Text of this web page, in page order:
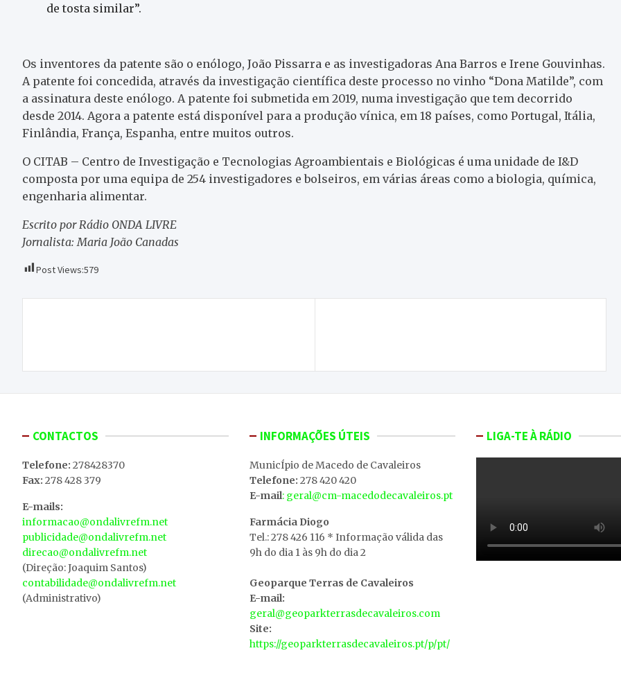
de tosta similar”.
Os inventores da patente são o enólogo, João Pissarra e as investigadoras Ana Barros e Irene Gouvinhas.
A patente foi concedida, através da investigação científica deste processo no vinho “Dona Matilde”, com
a assinatura deste enólogo. A patente foi submetida em 2019, numa investigação que tem decorrido
desde 2014. Agora a patente está disponível para a produção vínica, em 18 países, como Portugal, Itália,
Finlândia, França, Espanha, entre muitos outros.
O CITAB – Centro de Investigação e Tecnologias Agroambientais e Biológicas é uma unidade de I&D
composta por uma equipa de 254 investigadores e bolseiros, em várias áreas como a biologia, química,
engenharia alimentar.
Escrito por Rádio ONDA LIVRE
Jornalista: Maria João Canadas
Post Views:579
artigos
CONTACTOS
Telefone: 278428370
Fax: 278 428 379
E-mails:
informacao@ondalivrefm.net
publicidade@ondalivrefm.net
direcao@ondalivrefm.net
(Direção: Joaquim Santos)
contabilidade@ondalivrefm.net
(Administrativo)
INFORMAÇÕES ÚTEIS
MunicÍpio de Macedo de Cavaleiros
Telefone: 278 420 420
E-mail: geral@cm-macedodecavaleiros.pt
Farmácia Diogo
Tel.: 278 426 116 * Informação válida das
9h do dia 1 às 9h do dia 2
Geoparque Terras de Cavaleiros
E-mail:
geral@geoparkterrasdecavaleiros.com
Site:
https://geoparkterrasdecavaleiros.pt/p/pt/
LIGA-TE À RÁDIO